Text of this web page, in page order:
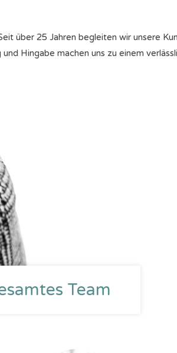
über 25 Jahren begleiten wir unsere
und Hingabe machen uns zu einem
Team